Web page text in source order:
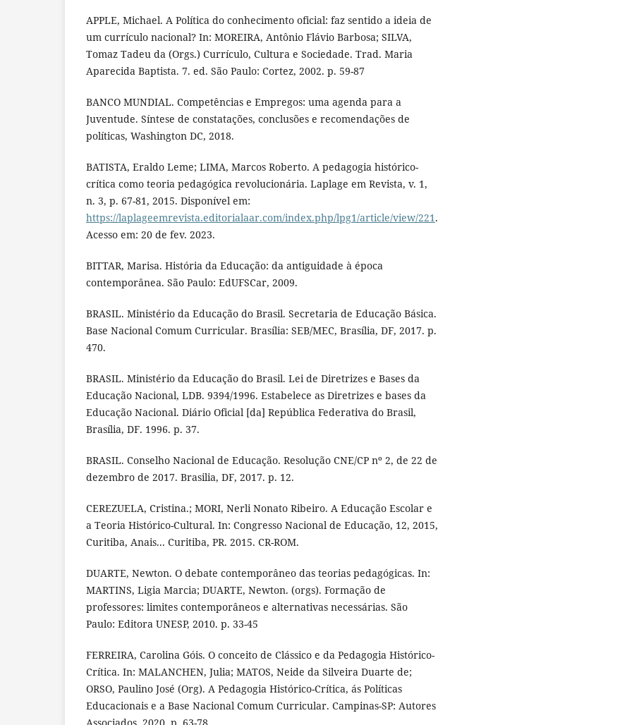
APPLE, Michael. A Política do conhecimento oficial: faz sentido a ideia de
um currículo nacional? In: MOREIRA, Antônio Flávio Barbosa; SILVA,
Tomaz Tadeu da (Orgs.) Currículo, Cultura e Sociedade. Trad. Maria
Aparecida Baptista. 7. ed. São Paulo: Cortez, 2002. p. 59-87
BANCO MUNDIAL. Competências e Empregos: uma agenda para a
Juventude. Síntese de constatações, conclusões e recomendações de
políticas, Washington DC, 2018.
BATISTA, Eraldo Leme; LIMA, Marcos Roberto. A pedagogia histórico-
crítica como teoria pedagógica revolucionária. Laplage em Revista, v. 1,
n. 3, p. 67-81, 2015. Disponível em:
https://laplageemrevista.editorialaar.com/index.php/lpg1/article/view/221 .
Acesso em: 20 de fev. 2023.
BITTAR, Marisa. História da Educação: da antiguidade à época
contemporânea. São Paulo: EdUFSCar, 2009.
BRASIL. Ministério da Educação do Brasil. Secretaria de Educação Básica.
Base Nacional Comum Curricular. Brasília: SEB/MEC, Brasília, DF, 2017. p.
470.
BRASIL. Ministério da Educação do Brasil. Lei de Diretrizes e Bases da
Educação Nacional, LDB. 9394/1996. Estabelece as Diretrizes e bases da
Educação Nacional. Diário Oficial [da] República Federativa do Brasil,
Brasília, DF. 1996. p. 37.
BRASIL. Conselho Nacional de Educação. Resolução CNE/CP nº 2, de 22 de
dezembro de 2017. Brasilia, DF, 2017. p. 12.
CEREZUELA, Cristina.; MORI, Nerli Nonato Ribeiro. A Educação Escolar e
a Teoria Histórico-Cultural. In: Congresso Nacional de Educação, 12, 2015,
Curitiba, Anais... Curitiba, PR. 2015. CR-ROM.
DUARTE, Newton. O debate contemporâneo das teorias pedagógicas. In:
MARTINS, Ligia Marcia; DUARTE, Newton. (orgs). Formação de
professores: limites contemporâneos e alternativas necessárias. São
Paulo: Editora UNESP, 2010. p. 33-45
FERREIRA, Carolina Góis. O conceito de Clássico e da Pedagogia Histórico-
Crítica. In: MALANCHEN, Julia; MATOS, Neide da Silveira Duarte de;
ORSO, Paulino José (Org). A Pedagogia Histórico-Crítica, ás Políticas
Educacionais e a Base Nacional Comum Curricular. Campinas-SP: Autores